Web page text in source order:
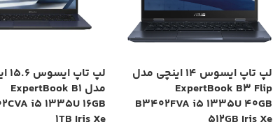
لپ تاپ ایسوس 14 اینچی مدل
ExpertBook B3 Flip
B3402FVA i5 1335U 40GB
512GB Iris Xe
لپ
مدل ExpertBook B1
i5 1335U 16GB
1TB Iris Xe